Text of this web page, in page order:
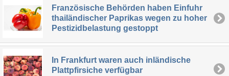
Französische Behörden haben Einfuhr
thailändischer Paprikas wegen zu hoher
Pestizidbelastung gestoppt
In Frankfurt waren auch inländische
Plattpfirsiche verfügbar